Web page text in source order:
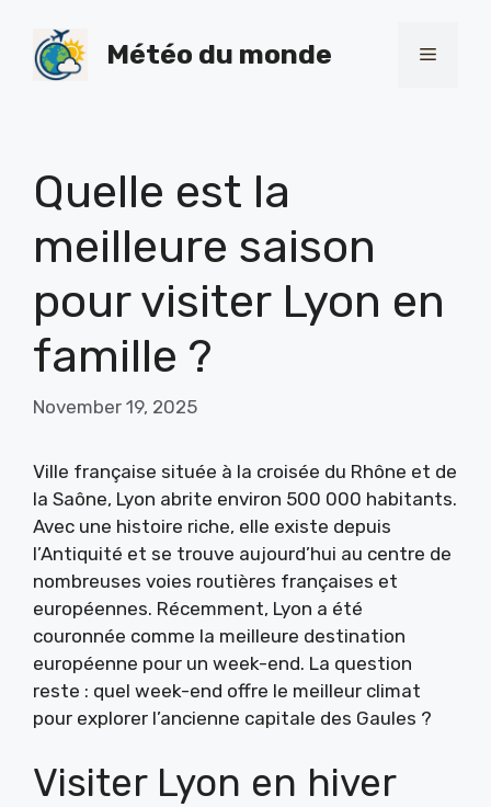
content
Météo du monde Menu
Quelle est la
meilleure saison
pour visiter Lyon en
famille ?
November 19, 2025
Ville française située à la croisée du Rhône et de
la Saône, Lyon abrite environ 500 000 habitants.
Avec une histoire riche, elle existe depuis
l’Antiquité et se trouve aujourd’hui au centre de
nombreuses voies routières françaises et
européennes. Récemment, Lyon a été
couronnée comme la meilleure destination
européenne pour un week-end. La question
reste : quel week-end offre le meilleur climat
pour explorer l’ancienne capitale des Gaules ?
Visiter Lyon en hiver